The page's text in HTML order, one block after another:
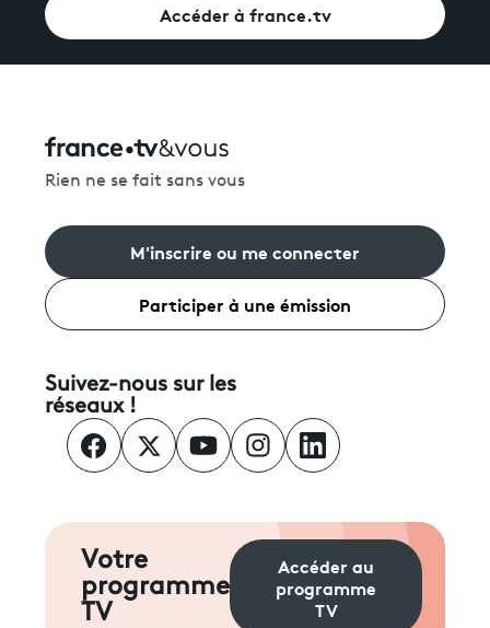
Accéder à france.tv
Rien ne se fait sans vous
M'inscrire ou me connecter
Participer à une émission
Suivez-nous sur les
réseaux !
Votre
programme
TV
Accéder au
programme
TV